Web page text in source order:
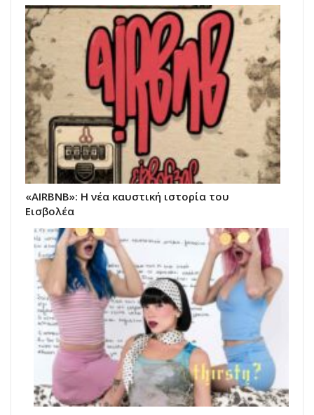
«AIRBNB»: Η νέα καυστική ιστορία του
Εισβολέα